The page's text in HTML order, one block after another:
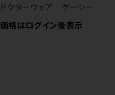
ドクターウェア ケーシー
価格はログイン後表示